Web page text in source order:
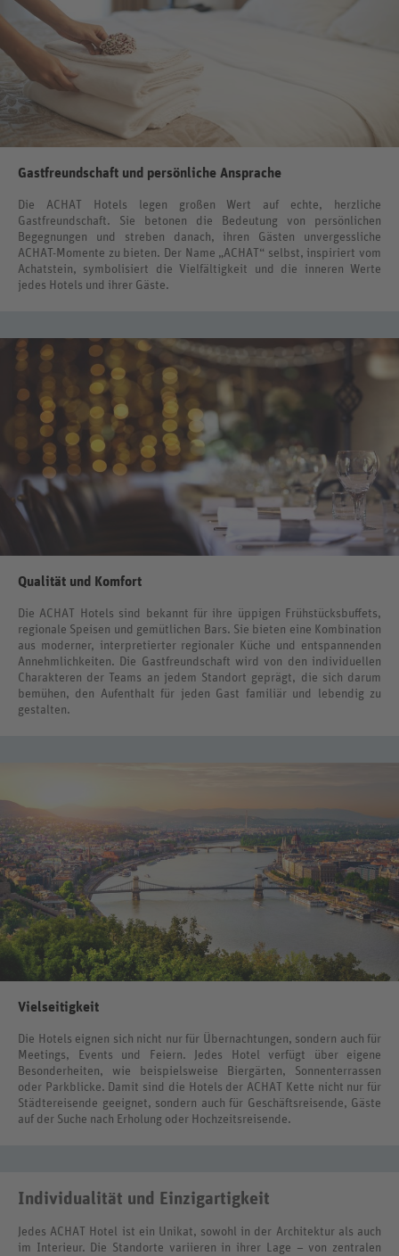
Gastfreundschaft und persönliche Ansprache
Die ACHAT Hotels legen großen Wert auf echte, herzliche
Gastfreundschaft. Sie betonen die Bedeutung von persönlichen
Begegnungen und streben danach, ihren Gästen unvergessliche
ACHAT-Momente zu bieten. Der Name „ACHAT“ selbst, inspiriert vom
Achatstein, symbolisiert die Vielfältigkeit und die inneren Werte
jedes Hotels und ihrer Gäste.
Qualität und Komfort
Die ACHAT Hotels sind bekannt für ihre üppigen Frühstücksbuffets,
regionale Speisen und gemütlichen Bars. Sie bieten eine Kombination
aus moderner, interpretierter regionaler Küche und entspannenden
Annehmlichkeiten. Die Gastfreundschaft wird von den individuellen
Charakteren der Teams an jedem Standort geprägt, die sich darum
bemühen, den Aufenthalt für jeden Gast familiär und lebendig zu
gestalten.
Vielseitigkeit
Die Hotels eignen sich nicht nur für Übernachtungen, sondern auch für
Meetings, Events und Feiern. Jedes Hotel verfügt über eigene
Besonderheiten, wie beispielsweise Biergärten, Sonnenterrassen
oder Parkblicke. Damit sind die Hotels der ACHAT Kette nicht nur für
Städtereisende geeignet, sondern auch für Geschäftsreisende, Gäste
auf der Suche nach Erholung oder Hochzeitsreisende.
Individualität und Einzigartigkeit
Jedes ACHAT Hotel ist ein Unikat, sowohl in der Architektur als auch
im Interieur. Die Standorte variieren in ihrer Lage – von zentralen